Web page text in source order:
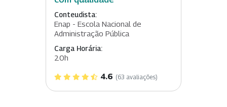
Conteudista:
Enap - Escola Nacional de
Administração Pública
Carga Horária:
20h
4.6 (63 avaliações)